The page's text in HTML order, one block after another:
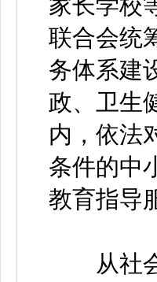
联合会统
务体系建
政、卫生
内，依法
条件的中
教育指导
从社会